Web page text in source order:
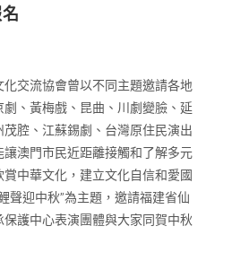
交流協會曾以不同主題邀請各地
、黃梅戲、昆曲、川劇變臉、延
腔、江蘇錫劇、台灣原住民演出
澳門市民近距離接觸和了解多元
中華文化，建立文化自信和愛國
聲迎中秋”為主題，邀請福建省仙
護中心表演團體與大家同賀中秋